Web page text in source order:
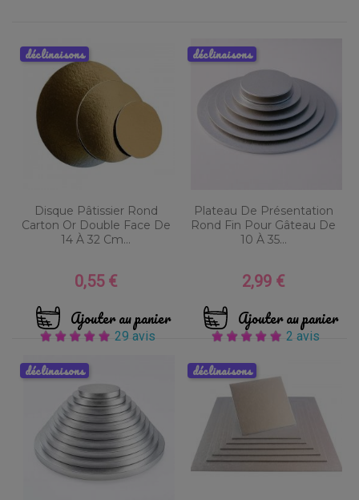
Disque Pâtissier Rond
Carton Or Double Face De
14 À 32 Cm...
Prix
0,55 €
Ajouter au panier
29 avis
déclinaisons
Plateau De Présentation
Rond Fin Pour Gâteau De
10 À 35...
Prix
2,99 €
Ajouter au panier
2 avis
déclinaisons
déclinaisons déclinaisons